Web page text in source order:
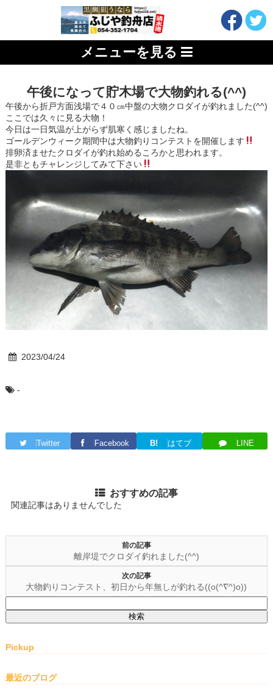
メニューを見る
午後になって貯木場で大物釣れる(^^)
午後から折戸方面浅場で４０㎝中盤の大物クロダイが釣れました(^^)
ここでは久々に見る大物！
今日は一日気温が上がらず肌寒く感じましたね。
ゴールデンウィーク期間中は大物釣りコンテストを開催します
排卵済ませたクロダイが釣れ始めるころかと思われます。
是非ともチャレンジしてみて下さい
2023/04/24
-
Twitter Facebook B! はてブ LINE
おすすめの記事
関連記事はありませんでした
前の記事
離岸堤でクロダイ釣れました(^^)
次の記事
大物釣りコンテスト、初日から年無しが釣れる((o(^∇^)o))
索:
Pickup
最近のブログ